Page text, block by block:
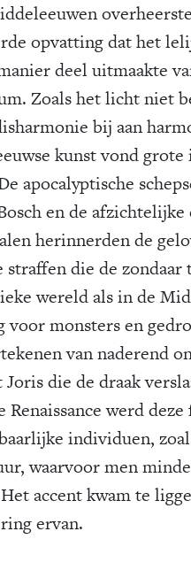
opvatting dat het
deel uitmaakte
Zoals het licht niet
bij aan
kunst vond
apocalyptische
en de
herinnerden de
straffen die de
wereld als in de
voor monsters en
van naderend
Joris die de draak
Renaissance werd
individuen,
waarvoor men
accent kwam te
ervan.